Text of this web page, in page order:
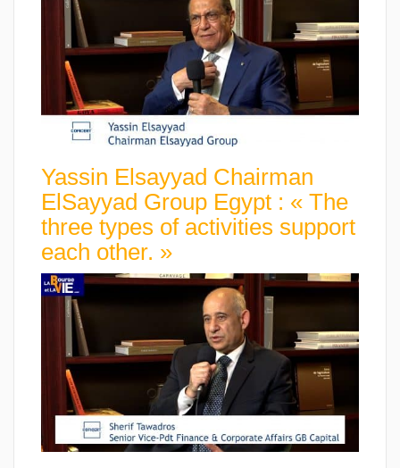
Yassin Elsayyad Chairman
ElSayyad Group Egypt : « The
three types of activities support
each other. »